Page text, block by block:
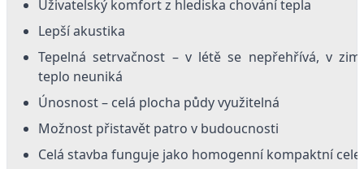
Uživatelský komfort z hlediska chování tepla
Lepší akustika
Tepelná setrvačnost – v létě se nepřehřívá, v
teplo neuniká
Únosnost – celá plocha půdy využitelná
Možnost přistavět patro v budoucnosti
Celá stavba funguje jako homogenní kompaktní